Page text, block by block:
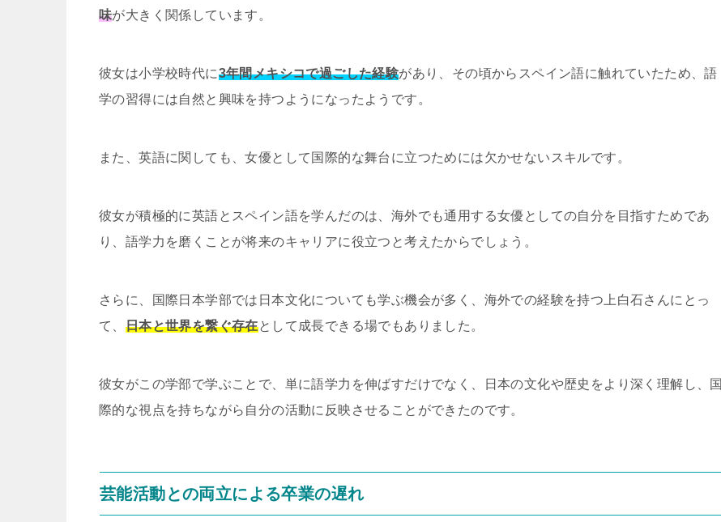
味が大きく関係しています。
彼女は小学校時代に3年間メキシコで過ごした経験があり、その頃からスペイン語に触れていたため、語
学の習得には自然と興味を持つようになったようです。
また、英語に関しても、女優として国際的な舞台に立つためには欠かせないスキルです。
彼女が積極的に英語とスペイン語を学んだのは、海外でも通用する女優としての自分を目指すためであ
り、語学力を磨くことが将来のキャリアに役立つと考えたからでしょう。
さらに、国際日本学部では日本文化についても学ぶ機会が多く、海外での経験を持つ上白石さんにとっ
て、 日本と世界を繋ぐ存在として成長できる場でもありました。
彼女がこの学部で学ぶことで、単に語学力を伸ばすだけでなく、日本の文化や歴史をより深く理解し、国
際的な視点を持ちながら自分の活動に反映させることができたのです。
芸能活動との両立による卒業の遅れ